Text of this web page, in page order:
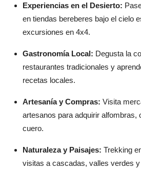
Experiencias en el Desierto:
en tiendas bereberes bajo el cielo
excursiones en 4x4.
Gastronomía Local: Degusta la
restaurantes tradicionales y
recetas locales.
Artesanía y Compras: Visita
artesanos para adquirir alfombras,
cuero.
Naturaleza y Paisajes: Trekking
visitas a cascadas, valles verdes